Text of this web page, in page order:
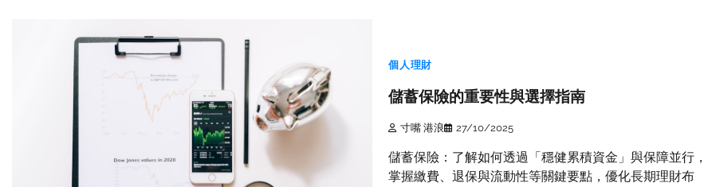
個人理財
儲蓄保險的重要性與選擇指南
寸嘴 港浪 27/10/2025
儲蓄保險：了解如何透過「穩健累積資金」與保障並行，
掌握繳費、退保與流動性等關鍵要點，優化長期理財布